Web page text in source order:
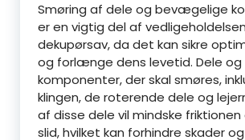
Smøring af dele og bevægelige
er en vigtig del af
dekupørsav, da det kan sikre
og forlænge dens levetid. Dele og
komponenter, der skal smøres,
klingen, de roterende dele og
af disse dele vil mindske
slid, hvilket kan forhindre skader